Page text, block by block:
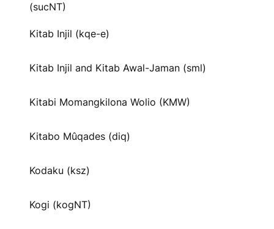
(sucNT)
Kitab Injil (kqe-e)
Kitab Injil and Kitab Awal-Jaman (sml)
Kitabi Momangkilona Wolio (KMW)
Kitabo Mûqades (diq)
Kodaku (ksz)
Kogi (kogNT)